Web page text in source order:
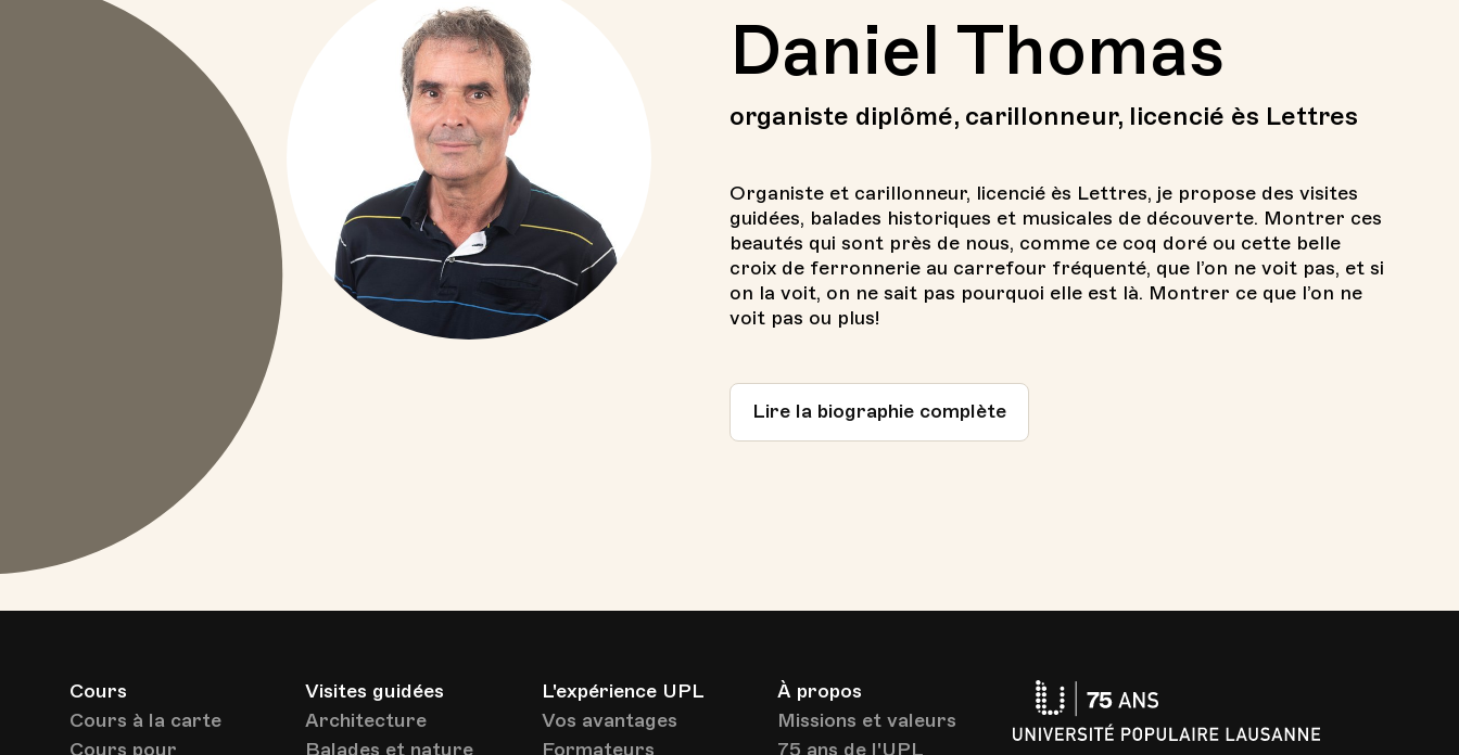
Daniel Thomas
organiste diplômé, carillonneur, licencié ès Lettres
Organiste et carillonneur, licencié ès Lettres, je propose des visites
guidées, balades historiques et musicales de découverte. Montrer ces
beautés qui sont près de nous, comme ce coq doré ou cette belle
croix de ferronnerie au carrefour fréquenté, que l’on ne voit pas, et si
on la voit, on ne sait pas pourquoi elle est là. Montrer ce que l’on ne
voit pas ou plus!
Lire la biographie complète
Cours
Cours à la carte
Cours pour
Visites guidées
Architecture
Balades et nature
L'expérience UPL
Vos avantages
Formateurs
À propos
Missions et valeurs
75 ans de l'UPL